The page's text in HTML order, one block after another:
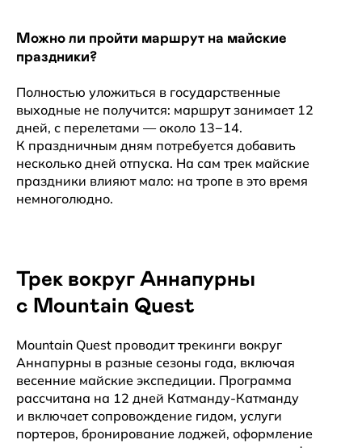
Можно ли пройти маршрут на майские
праздники?
Полностью уложиться в государственные
выходные не получится: маршрут занимает 12
дней, с перелетами — около 13−14.
К праздничным дням потребуется добавить
несколько дней отпуска. На сам трек майские
праздники влияют мало: на тропе в это время
немноголюдно.
Трек вокруг Аннапурны
с Mountain Quest
Mountain Quest проводит трекинги вокруг
Аннапурны в разные сезоны года, включая
весенние майские экспедиции. Программа
рассчитана на 12 дней Катманду-Катманду
и включает сопровождение гидом, услуги
портеров, бронирование лоджей, оформление
баз. лагерь
манаслу
Перейти >
Смотреть еще >